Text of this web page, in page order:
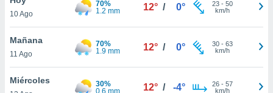
en
más
nuestra
10 Ago
70%
1.2 mm
12° / 0° 23- 50
km/h
Mañana
11 Ago
70%
1.9 mm
12° / 0° 30- 63
km/h
Miércoles
30%
0.6 mm
12° / -4° 26- 57
km/h